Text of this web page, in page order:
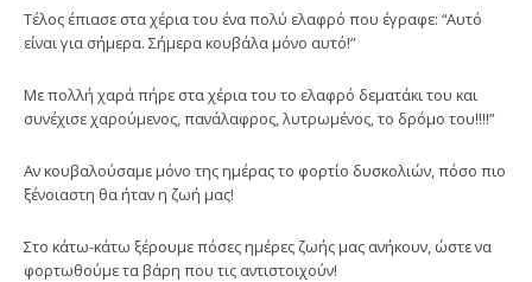
Τέλος έπιασε στα χέρια του ένα πολύ ελαφρό που έγραφε: “Αυτό
είναι για σήμερα. Σήμερα κουβάλα μόνο αυτό!”
Με πολλή χαρά πήρε στα χέρια του το ελαφρό δεματάκι του και
συνέχισε χαρούμενος, πανάλαφρος, λυτρωμένος, το δρόμο του!!!!”
Αν κουβαλούσαμε μόνο της ημέρας το φορτίο δυσκολιών, πόσο πιο
ξένοιαστη θα ήταν η ζωή μας!
Στο κάτω-κάτω ξέρουμε πόσες ημέρες ζωής μας ανήκουν, ώστε να
φορτωθούμε τα βάρη που τις αντιστοιχούν!